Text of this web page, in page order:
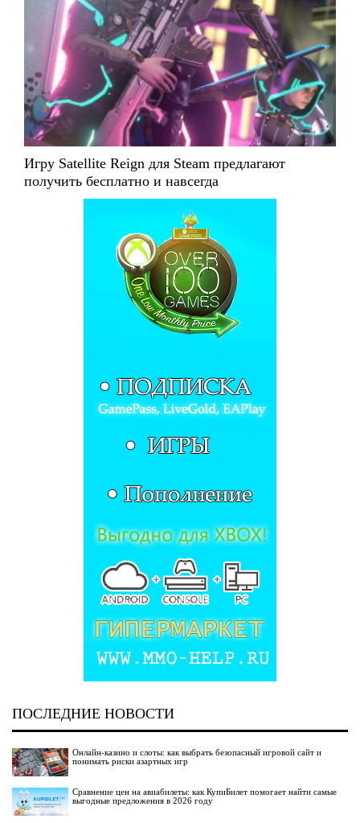
Игру Satellite Reign для Steam предлагают
получить бесплатно и навсегда
ПОСЛЕДНИЕ НОВОСТИ
Онлайн-казино и слоты: как выбрать безопасный игровой сайт и
понимать риски азартных игр
Сравнение цен на авиабилеты: как КупиБилет помогает найти самые
выгодные предложения в 2026 году